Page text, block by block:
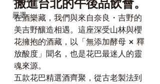
嚴選
搬進台北的午後品飲會。
在酒樂藏，我們與來自奈良・吉野的
美吉野釀造相遇。這座深受山林與櫻
花擁抱的酒藏，以「無添加酵母 × 釋
放酸度」聞名，也是花巴最迷人的靈
魂來源。
五款花巴精選酒齊聚，從古老製法到